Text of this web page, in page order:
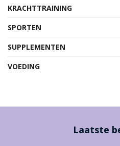
KRACHTTRAINING
SPORTEN
SUPPLEMENTEN
VOEDING
Laatste